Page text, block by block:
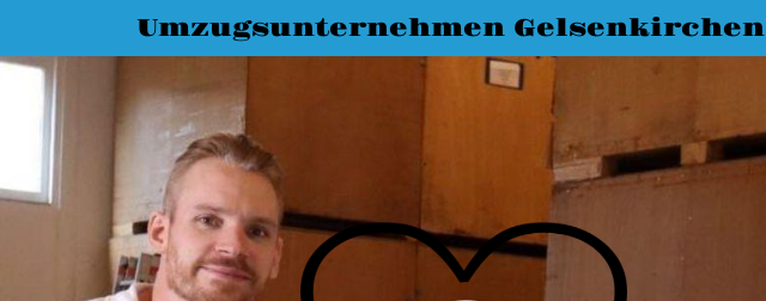
Umzugsunternehmen Gelsenkirchen